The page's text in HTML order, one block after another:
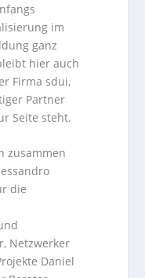
im
ganz
hier auch
Firma sdui,
Partner
Seite steht.
zusammen
die
Netzwerker
Daniel